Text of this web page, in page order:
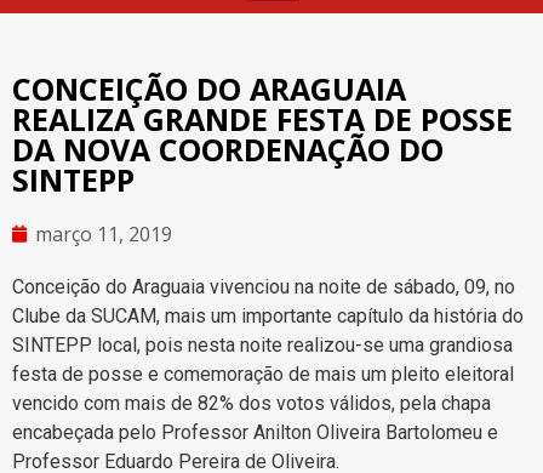
CONCEIÇÃO DO ARAGUAIA
REALIZA GRANDE FESTA DE POSSE
DA NOVA COORDENAÇÃO DO
SINTEPP
março 11, 2019
Conceição do Araguaia vivenciou na noite de sábado, 09, no
Clube da SUCAM, mais um importante capítulo da história do
SINTEPP local, pois nesta noite realizou-se uma grandiosa
festa de posse e comemoração de mais um pleito eleitoral
vencido com mais de 82% dos votos válidos, pela chapa
encabeçada pelo Professor Anilton Oliveira Bartolomeu e
Professor Eduardo Pereira de Oliveira.